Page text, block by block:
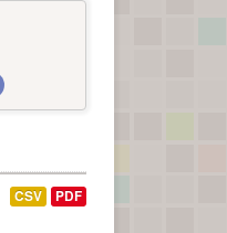
CSV PDF